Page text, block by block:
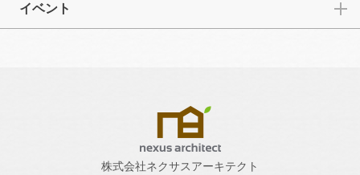
イベント
株式会社ネクサスアーキテクト